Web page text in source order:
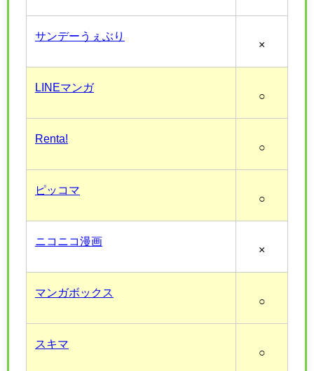
サンデーうぇぶり
×
LINEマンガ
○
Renta!
○
ピッコマ
○
ニコニコ漫画
×
マンガボックス
○
スキマ
○